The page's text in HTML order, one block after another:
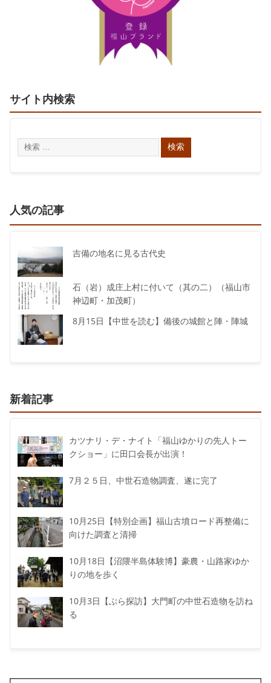
サイト内検索
人気の記事
吉備の地名に見る古代史
石（岩）成庄上村に付いて（其の二）（福山市
神辺町・加茂町）
8月15日【中世を読む】備後の城館と陣・陣城
新着記事
カツナリ・デ・ナイト「福山ゆかりの先人トー
クショー」に田口会長が出演！
7月２５日、中世石造物調査、遂に完了
10月25日【特別企画】福山古墳ロード再整備に
向けた調査と清掃
10月18日【沼隈半島体験博】豪農・山路家ゆか
りの地を歩く
10月3日【ぶら探訪】大門町の中世石造物を訪ね
る